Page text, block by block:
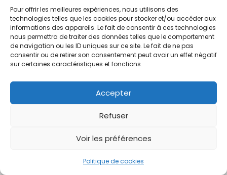
Pour offrir les meilleures expériences, nous utilisons des
technologies telles que les cookies pour stocker et/ou accéder aux
informations des appareils. Le fait de consentir à ces technologies
nous permettra de traiter des données telles que le comportement
de navigation ou les ID uniques sur ce site. Le fait de ne pas
consentir ou de retirer son consentement peut avoir un effet négatif
sur certaines caractéristiques et fonctions.
Accepter
Refuser
Voir les préférences
Politique de cookies
Deux touristes débarquent dans la villa qu’ils ont
louée pour les vacances dans un pays du
Maghreb, en promo après sa récente révolution.
Mais la maison est déjà occupée par un autre
couple…